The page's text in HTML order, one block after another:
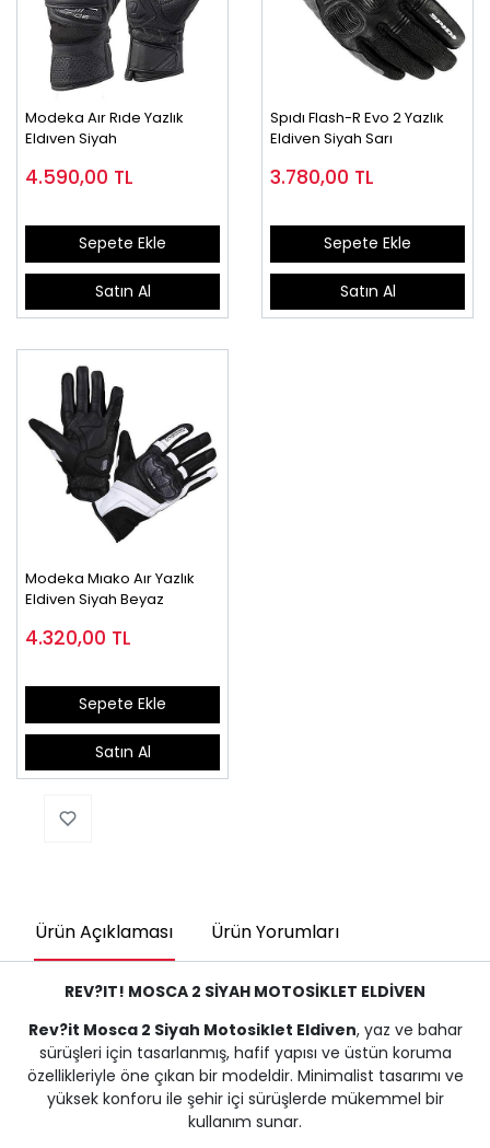
Modeka Aır Rıde Yazlık
Eldıven Siyah
4.590,00 TL
Sepete Ekle
Satın Al
Spıdı Flash-R Evo 2 Yazlık
Eldiven Siyah Sarı
3.780,00 TL
Sepete Ekle
Satın Al
Modeka Mıako Aır Yazlık
Eldiven Siyah Beyaz
4.320,00 TL
Sepete Ekle
Satın Al
Ürün Açıklaması Ürün Yorumları
REV?IT! MOSCA 2 SİYAH MOTOSİKLET ELDİVEN
Rev?it Mosca 2 Siyah Motosiklet Eldiven, yaz ve bahar
sürüşleri için tasarlanmış, hafif yapısı ve üstün koruma
özellikleriyle öne çıkan bir modeldir. Minimalist tasarımı ve
yüksek konforu ile şehir içi sürüşlerde mükemmel bir
kullanım sunar.